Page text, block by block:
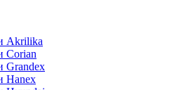
Akrilika
Corian
Grandex
Hanex